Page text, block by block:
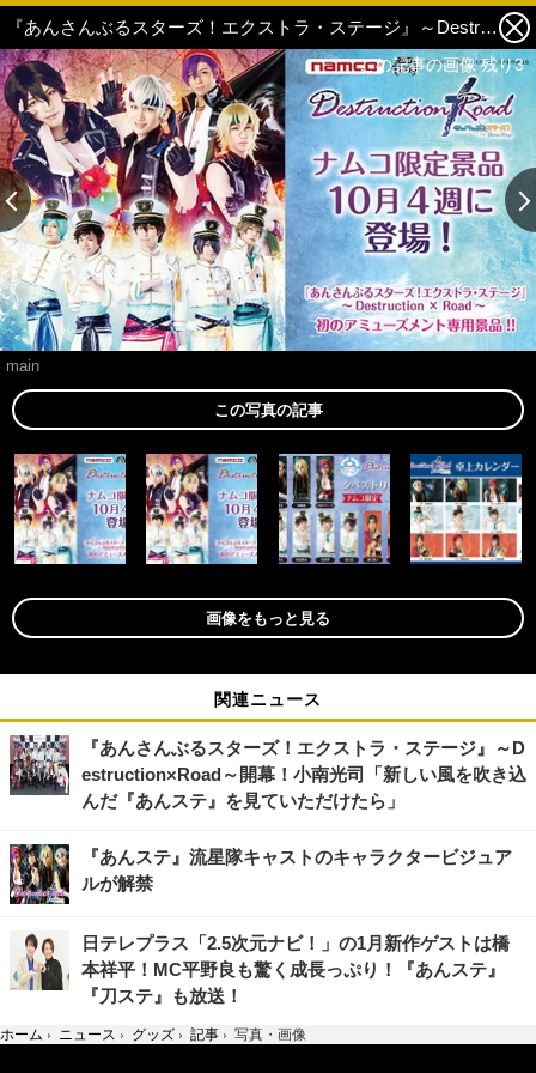
『あんさんぶるスターズ！エクストラ・ステージ』～Destruction × Road～ 『あんステ』初となるアミューズメント専用景品がナムコ限定で登場 1枚目の写真・画像
main
この記事の画像 残り3
この写真の記事
画像をもっと見る
関連ニュース
『あんさんぶるスターズ！エクストラ・ステージ』～D
estruction×Road～開幕！小南光司「新しい風を吹き込
んだ『あんステ』を見ていただけたら」
『あんステ』流星隊キャストのキャラクタービジュア
ルが解禁
日テレプラス「2.5次元ナビ！」の1月新作ゲストは橋
本祥平！MC平野良も驚く成長っぷり！『あんステ』
『刀ステ』も放送！
この記事の画像 残り3
ホーム › ニュース › グッズ › 記事 › 写真・画像